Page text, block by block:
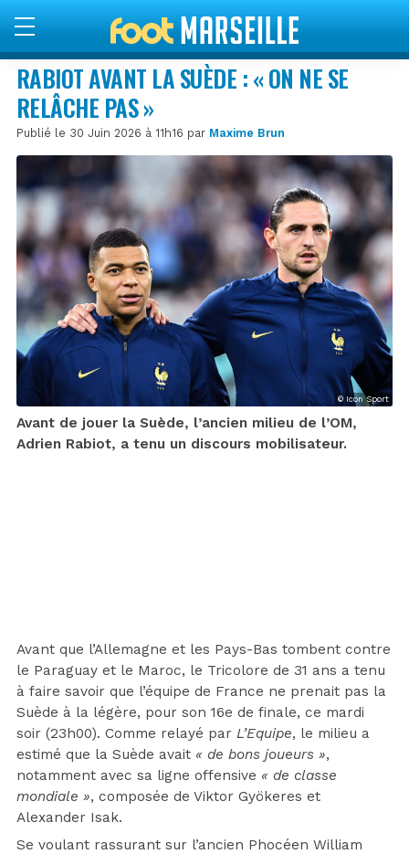
RABIOT AVANT LA SUÈDE : « ON NE SE
RELÂCHE PAS »
Publié le 30 Juin 2026 à 11h16 par Maxime Brun
© Icon Sport
Avant de jouer la Suède, l’ancien milieu de l’OM,
Adrien Rabiot, a tenu un discours mobilisateur.
Avant que l’Allemagne et les Pays-Bas tombent contre
le Paraguay et le Maroc, le Tricolore de 31 ans a tenu
à faire savoir que l’équipe de France ne prenait pas la
Suède à la légère, pour son 16e de finale, ce mardi
soir (23h00). Comme relayé par L’Equipe, le milieu a
estimé que la Suède avait « de bons joueurs »,
notamment avec sa ligne offensive « de classe
mondiale », composée de Viktor Gyökeres et
Alexander Isak.
Se voulant rassurant sur l’ancien Phocéen William